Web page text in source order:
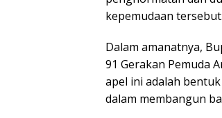
kepemudaan tersebut.
Dalam amanatnya,
91 Gerakan Pemuda
apel ini adalah
dalam membangun